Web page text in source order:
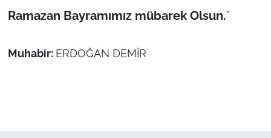
​Ramazan Bayramımız mübarek Olsun.”
Muhabir: ERDOĞAN DEMİR